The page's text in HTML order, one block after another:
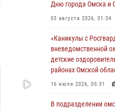
Росгвардия
Победы» в Омске
29 июля 2026, 01:49
Росгвардейцы
ходе в День
Дню города Омска и
03 августа 2026, 01:34
«Каникулы с
вневедомственной
детские
районах Омской
16 июля 2026, 05:31
В подразделении